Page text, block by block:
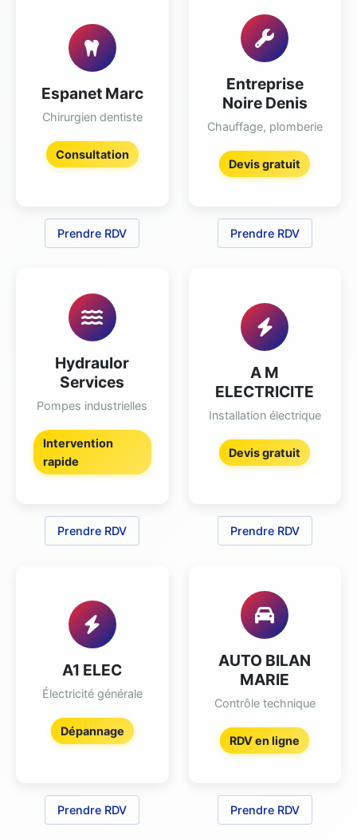
Espanet Marc
Chirurgien dentiste
Consultation
Prendre RDV
Entreprise
Noire Denis
Chauffage, plomberie
Devis gratuit
Prendre RDV
Hydraulor
Services
Pompes industrielles
Intervention
rapide
Prendre RDV
A M
ELECTRICITE
Installation électrique
Devis gratuit
Prendre RDV
A1 ELEC
Électricité générale
Dépannage
Prendre RDV
AUTO BILAN
MARIE
Contrôle technique
RDV en ligne
Prendre RDV